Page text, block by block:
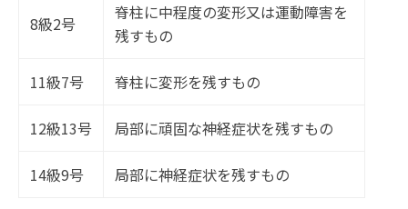
8級2号
脊柱に中程度の変形又は運動障害を
残すもの
11級7号 脊柱に変形を残すもの
12級13号 局部に頑固な神経症状を残すもの
14級9号 局部に神経症状を残すもの